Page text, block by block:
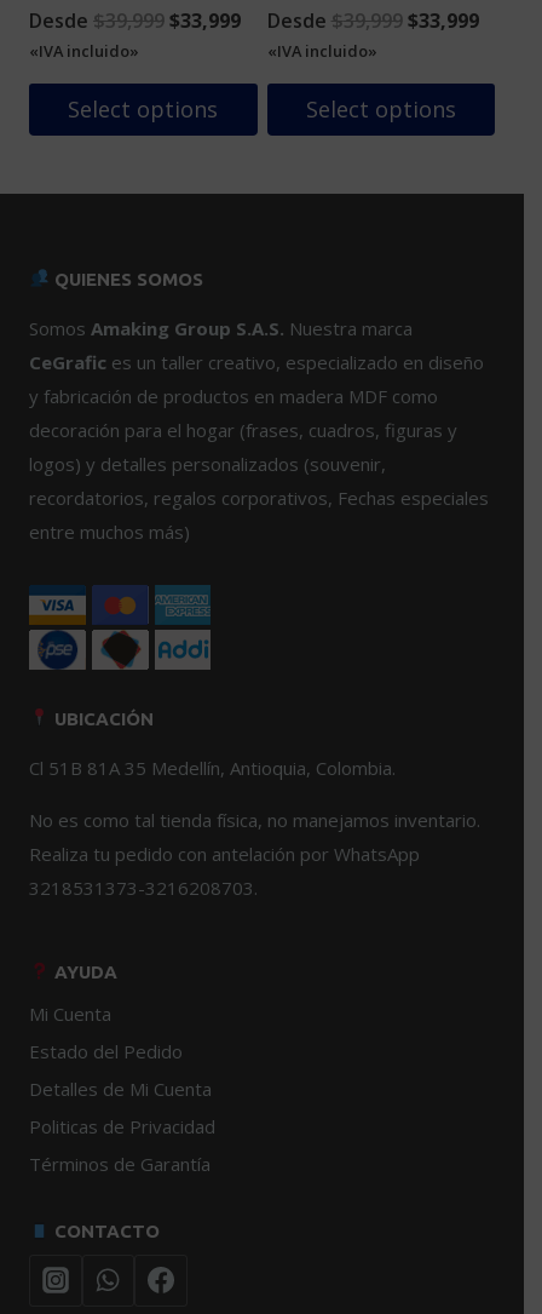
Desde $39,999Original
was:
$39,999.
$33,999Current
price
is:
$33,999.
«IVA incluido»
Select options
variantes.
Las
opciones
se
elegir
en
la
página
de
Desde $39,999 Original
was:
$39,999.
$33,999
is:
«IVA incluido»
Select options
opciones
pueden
elegir
en
la
página
QUIENES SOMOS
Somos Amaking Group S.A.S. Nuestra marca
CeGrafic es un taller creativo, especializado en diseño
y fabricación de productos en madera MDF como
decoración para el hogar (frases, cuadros, figuras y
logos) y detalles personalizados (souvenir,
recordatorios, regalos corporativos, Fechas especiales
entre muchos más)
UBICACIÓN
Cl 51B 81A 35 Medellín, Antioquia, Colombia.
No es como tal tienda física, no manejamos inventario.
Realiza tu pedido con antelación por WhatsApp
3218531373-3216208703.
AYUDA
Mi Cuenta
Estado del Pedido
Detalles de Mi Cuenta
Politicas de Privacidad
Términos de Garantía
CONTACTO